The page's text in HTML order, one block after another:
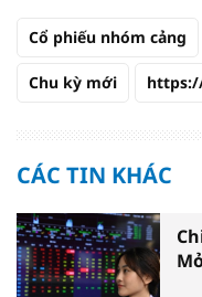
Cổ phiếu nhóm cảng
Chu kỳ mới
CÁC TIN KHÁC